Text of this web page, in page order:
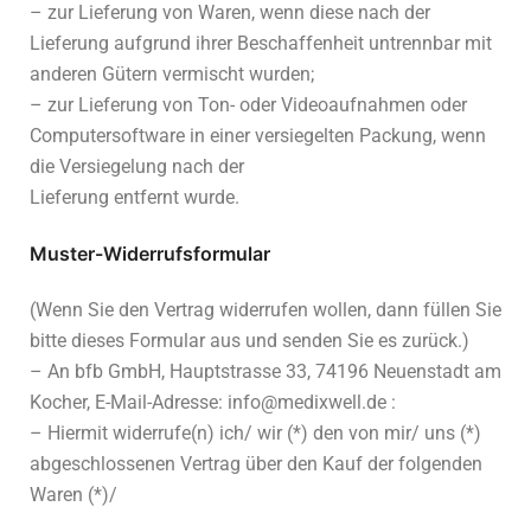
– zur Lieferung von Waren, wenn diese nach der
Lieferung aufgrund ihrer Beschaffenheit untrennbar mit
anderen Gütern vermischt wurden;
– zur Lieferung von Ton- oder Videoaufnahmen oder
Computersoftware in einer versiegelten Packung, wenn
die Versiegelung nach der
Lieferung entfernt wurde.
Muster-Widerrufsformular
(Wenn Sie den Vertrag widerrufen wollen, dann füllen Sie
bitte dieses Formular aus und senden Sie es zurück.)
– An bfb GmbH, Hauptstrasse 33, 74196 Neuenstadt am
Kocher, E-Mail-Adresse: info@medixwell.de :
– Hiermit widerrufe(n) ich/ wir (*) den von mir/ uns (*)
abgeschlossenen Vertrag über den Kauf der folgenden
Waren (*)/